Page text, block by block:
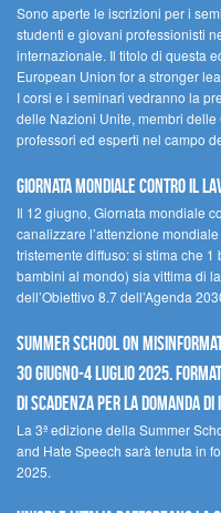
Sono aperte le iscrizioni per i
studenti e giovani professionisti
internazionale. Il titolo di questa
European Union for a stronger
I corsi e i seminari vedranno la
delle Nazioni Unite, membri
professori ed esperti nel campo
Giornata mondiale contro il
Il 12 giugno, Giornata mondiale
canalizzare l’attenzione
tristemente diffuso: si stima che
bambini al mondo) sia vittima di
dell’Obiettivo 8.7 dell’Agenda
Summer School on
30 giugno-4 luglio 2025.
di scadenza per la domanda
La 3ª edizione della Summer
and Hate Speech sarà tenuta in
2025.